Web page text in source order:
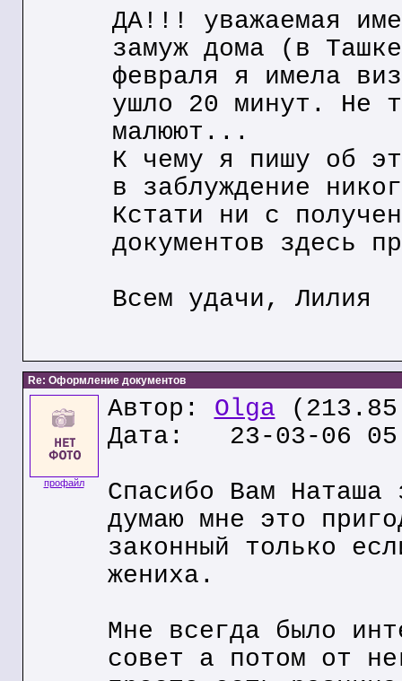
ДА!!! уважаемая
замуж дома (в
февраля я имела
ушло 20 минут. Не
малюют...
К чему я пишу об
в заблуждение
Кстати ни с
документов здесь
Всем удачи, Лилия
Re: Оформление документов
профайл
Автор: Olga
Дата: 23-03-06
Спасибо Вам
думаю мне это
законный только
жениха.
Мне всегда было
совет а потом от